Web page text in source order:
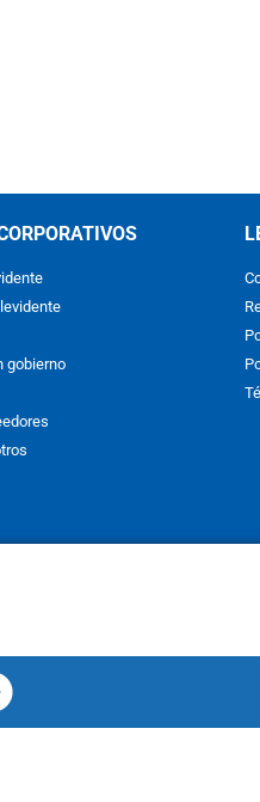
gobierno
así como su traducción a
permission is prohibited. All